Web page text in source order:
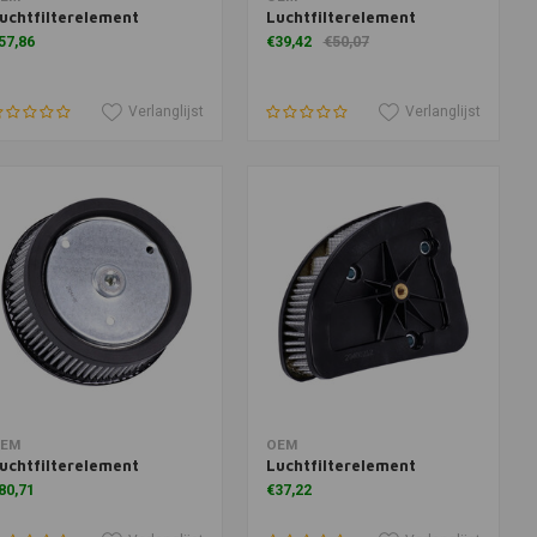
Verlanglijst
Luchtfilterelement
€39,42 €50,07
Verlanglijst
aan winkelwagen Toevoegen aan winkelwagen
OEM
Luchtfilterelement
€37,22